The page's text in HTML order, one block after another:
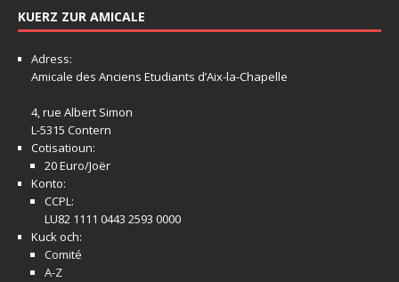
KUERZ ZUR AMICALE
Adress:
Amicale des Anciens Etudiants d’Aix-la-Chapelle
4, rue Albert Simon
L-5315 Contern
Cotisatioun:
20 Euro/Joër
Konto:
CCPL:
LU82 1111 0443 2593 0000
Kuck och:
Comité
A-Z